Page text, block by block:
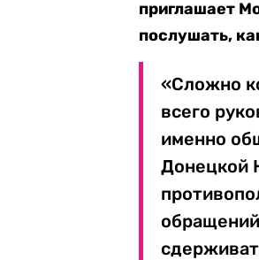
приглашает
послушать,
«Сложно
всего
именно
Донецкой